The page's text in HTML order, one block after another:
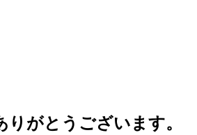
がとうございます。